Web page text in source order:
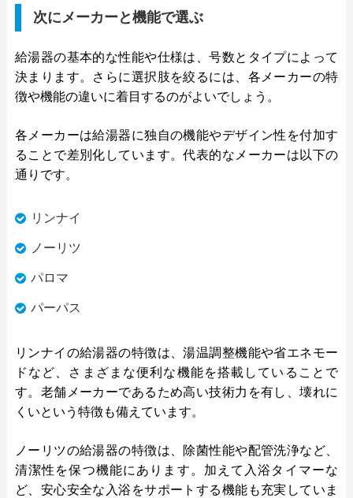
次にメーカーと機能で選ぶ
給湯器の基本的な性能や仕様は、号数とタイプによって
決まります。さらに選択肢を絞るには、各メーカーの特
徴や機能の違いに着目するのがよいでしょう。
各メーカーは給湯器に独自の機能やデザイン性を付加す
ることで差別化しています。代表的なメーカーは以下の
通りです。
リンナイ
ノーリツ
パロマ
パーパス
リンナイの給湯器の特徴は、湯温調整機能や省エネモー
ドなど、さまざまな便利な機能を搭載していることで
す。老舗メーカーであるため高い技術力を有し、壊れに
くいという特徴も備えています。
ノーリツの給湯器の特徴は、除菌性能や配管洗浄など、
清潔性を保つ機能にあります。加えて入浴タイマーな
ど、安心安全な入浴をサポートする機能も充実していま